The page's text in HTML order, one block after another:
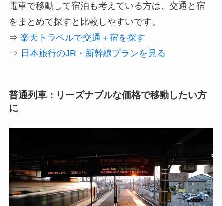
電車で移動して宿泊も考えている方は、交通と宿
をまとめて探すと比較しやすいです。
⇒ 楽天トラベルで交通＋宿を探す
⇒ 日本旅行のJR・新幹線プランを見る
普通列車：リーズナブルな価格で移動したい方
に